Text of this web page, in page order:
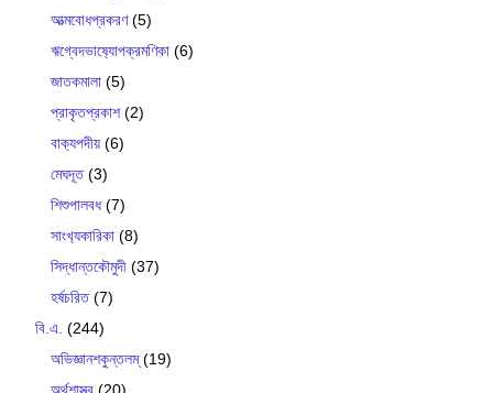
আত্মবোধপ্রকরণ(5)
ঋগ্বেদভাষ‍্যোপক্রমণিকা (6)
জাতকমালা (5)
প্রাকৃতপ্রকাশ(2)
বাক‍্যপদীয় (6)
মেঘদূত(3)
শিশুপালবধ(7)
সাংখ‍্যকারিকা (8)
সিদ্ধান্তকৌমুদী (37)
হর্ষচরিত(7)
বি.এ. (244)
অভিজ্ঞানশকুন্তলম্(19)